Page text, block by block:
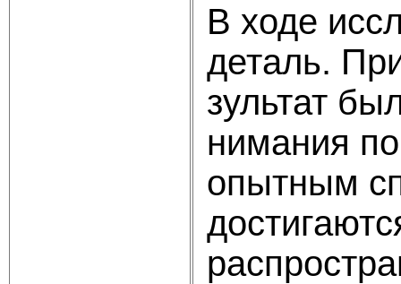
В ходе
деталь.
зультат
нимания
опытным